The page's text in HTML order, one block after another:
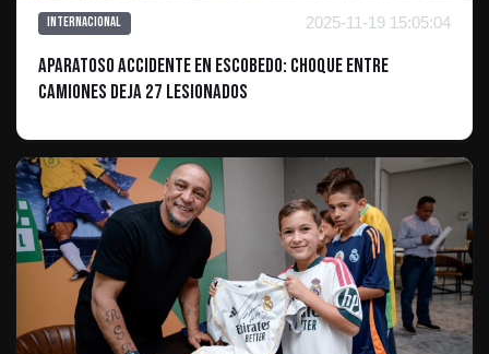
Internacional 2025-11-19 15:05:04
Aparatoso Accidente en Escobedo: Choque entre
Camiones Deja 27 Lesionados